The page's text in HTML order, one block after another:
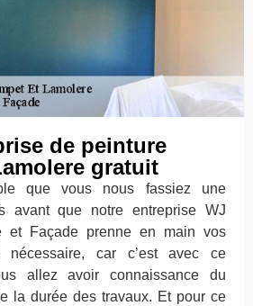
de peinture
gratuit
que vous nous fassiez une
avant que notre entreprise WJ
et Façade prenne en main vos
nécessaire, car c’est avec ce
allez avoir connaissance du
la durée des travaux. Et pour ce